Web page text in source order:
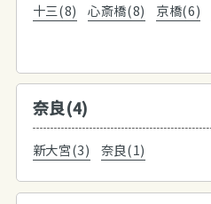
十三(8)
心斎橋(8) 京橋(6)
奈良(4)
新大宮(3) 奈良(1)